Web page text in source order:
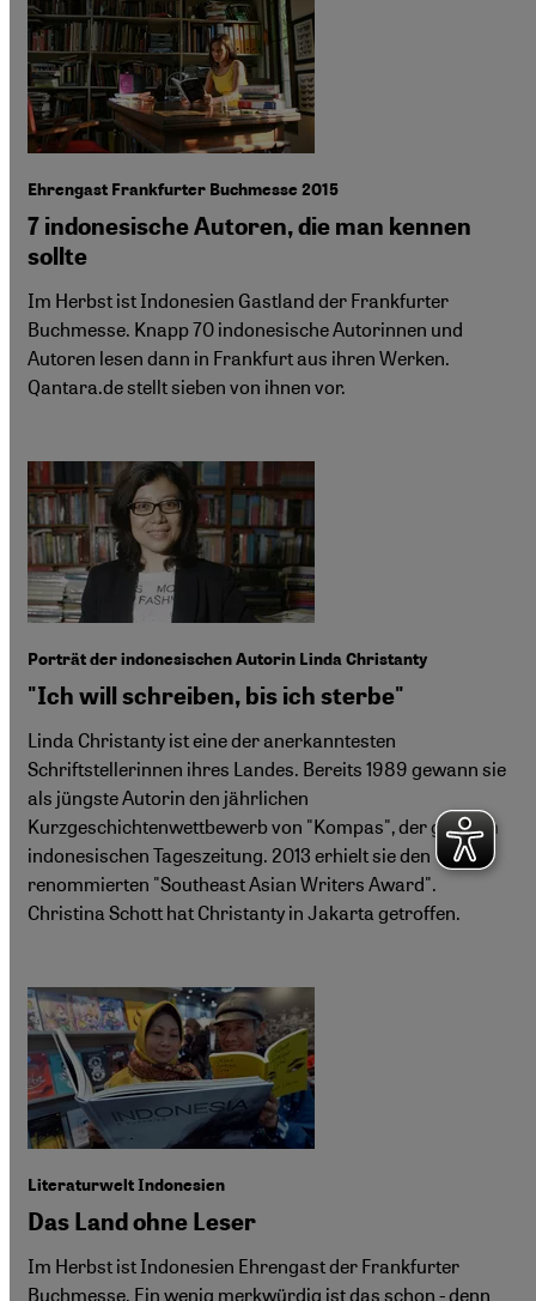
Ehrengast Frankfurter Buchmesse 2015
7 indonesische Autoren, die man kennen
sollte
Im Herbst ist Indonesien Gastland der Frankfurter
Buchmesse. Knapp 70 indonesische Autorinnen und
Autoren lesen dann in Frankfurt aus ihren Werken.
Qantara.de stellt sieben von ihnen vor.
Porträt der indonesischen Autorin Linda Christanty
"Ich will schreiben, bis ich sterbe"
Linda Christanty ist eine der anerkanntesten
Schriftstellerinnen ihres Landes. Bereits 1989 gewann sie
als jüngste Autorin den jährlichen
Kurzgeschichtenwettbewerb von "Kompas", der größten
indonesischen Tageszeitung. 2013 erhielt sie den
renommierten "Southeast Asian Writers Award".
Christina Schott hat Christanty in Jakarta getroffen.
Literaturwelt Indonesien
Das Land ohne Leser
Im Herbst ist Indonesien Ehrengast der Frankfurter
Buchmesse. Ein wenig merkwürdig ist das schon - denn